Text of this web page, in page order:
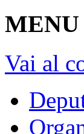
Vai al